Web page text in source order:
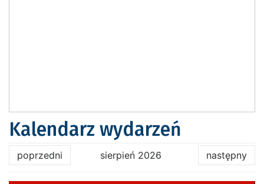
Kalendarz wydarzeń
poprzedni sierpień 2026 następny